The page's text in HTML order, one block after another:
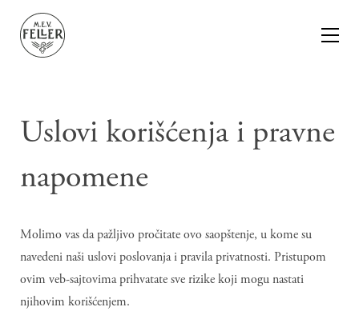
Uslovi korišćenja i pravne
napomene
Molimo vas da pažljivo pročitate ovo saopštenje, u kome su
navedeni naši uslovi poslovanja i pravila privatnosti. Pristupom
ovim veb-sajtovima prihvatate sve rizike koji mogu nastati
njihovim korišćenjem.